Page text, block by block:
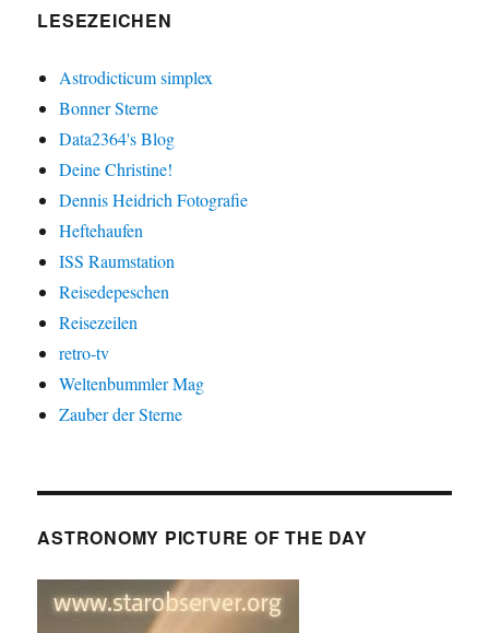
LESEZEICHEN
Astrodicticum simplex
Bonner Sterne
Data2364's Blog
Deine Christine!
Dennis Heidrich Fotografie
Heftehaufen
ISS Raumstation
Reisedepeschen
Reisezeilen
retro-tv
Weltenbummler Mag
Zauber der Sterne
ASTRONOMY PICTURE OF THE DAY